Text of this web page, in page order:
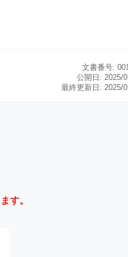
文書番号:
公開日: 2025/
最終更新日: 2025/
す。